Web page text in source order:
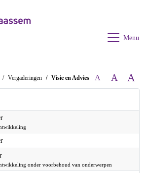
Menu
Vergaderingen Visie en Advies
2026
2026